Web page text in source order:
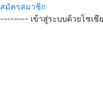
สมัครสมาชิก
-------- เข้าสู่ระบบด้วยโซเชี